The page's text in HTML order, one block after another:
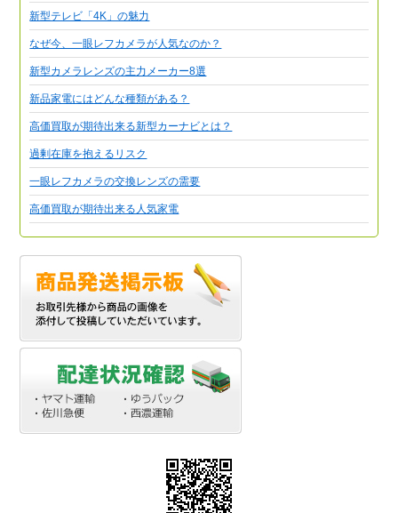
新型テレビ「4K」の魅力
なぜ今、一眼レフカメラが人気なのか？
新型カメラレンズの主力メーカー8選
新品家電にはどんな種類がある？
高価買取が期待出来る新型カーナビとは？
過剰在庫を抱えるリスク
一眼レフカメラの交換レンズの需要
高価買取が期待出来る人気家電